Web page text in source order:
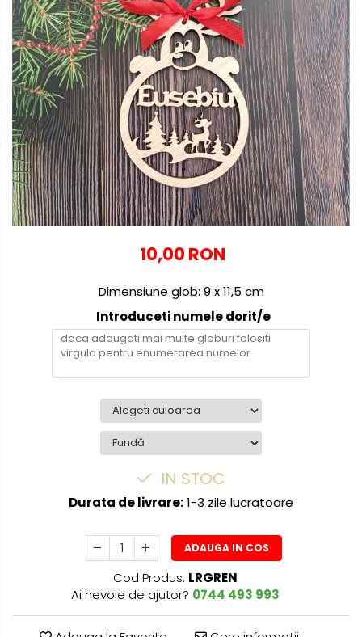
Globuri personalizate
Decoratiuni Craciun
Pachete cadou Craciun
Paste
Decoratiuni Paste
Valentines Day
Cadouri indragostiti
1-8 Martie
Scoala/Absolvire
10,00 RON
Dimensiune glob: 9 x 11,5 cm
Introduceti numele dorit/e
IN STOC
Durata de livrare:1-3 zile lucratoare
ADAUGA IN COS
Cod Produs: LRGREN
Ai nevoie de ajutor? 0744 493 993